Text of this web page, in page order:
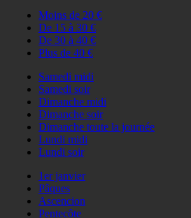
Moins de 20 €
De 15 à 30 €
De 30 à 40 €
Plus de 40 €
Samedi midi
Samedi soir
Dimanche midi
Dimanche soir
Dimanche toute la journée
Lundi midi
Lundi soir
1er janvier
Pâques
Ascencion
Pentecôte